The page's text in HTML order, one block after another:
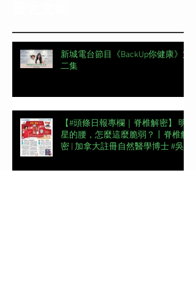
新城電台節目《BackUp你健康》第
二集
【#頭條日報專欄｜脊椎解密】 明
星的腰，怎麼這麼脆弱？丨脊椎解
密 | 加拿大註冊自然醫學博士 #吳